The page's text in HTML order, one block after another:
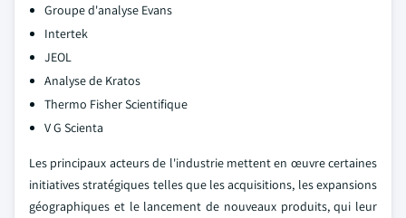
Groupe d'analyse Evans
Intertek
JEOL
Analyse de Kratos
Thermo Fisher Scientifique
V G Scienta
Les principaux acteurs de l'industrie mettent en œuvre certaines
initiatives stratégiques telles que les acquisitions, les expansions
géographiques et le lancement de nouveaux produits, qui leur